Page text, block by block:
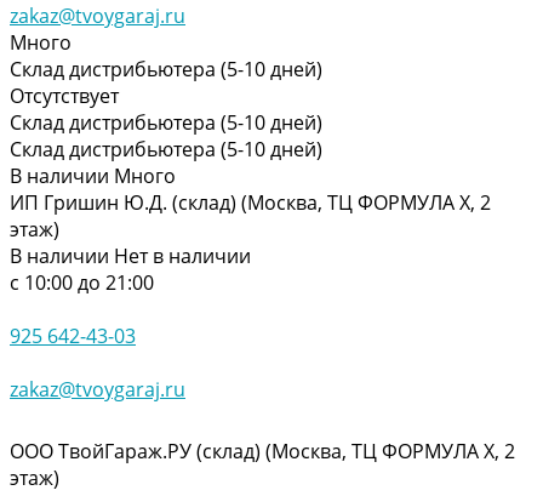
zakaz@tvoygaraj.ru
Много
Склад дистрибьютера (5-10 дней)
Отсутствует
Склад дистрибьютера (5-10 дней)
Склад дистрибьютера (5-10 дней)
В наличии Много
ИП Гришин Ю.Д. (склад) (Москва, ТЦ ФОРМУЛА Х, 2
этаж)
В наличии Нет в наличии
с 10:00 до 21:00
925 642-43-03
zakaz@tvoygaraj.ru
ООО ТвойГараж.РУ (склад) (Москва, ТЦ ФОРМУЛА Х, 2
этаж)